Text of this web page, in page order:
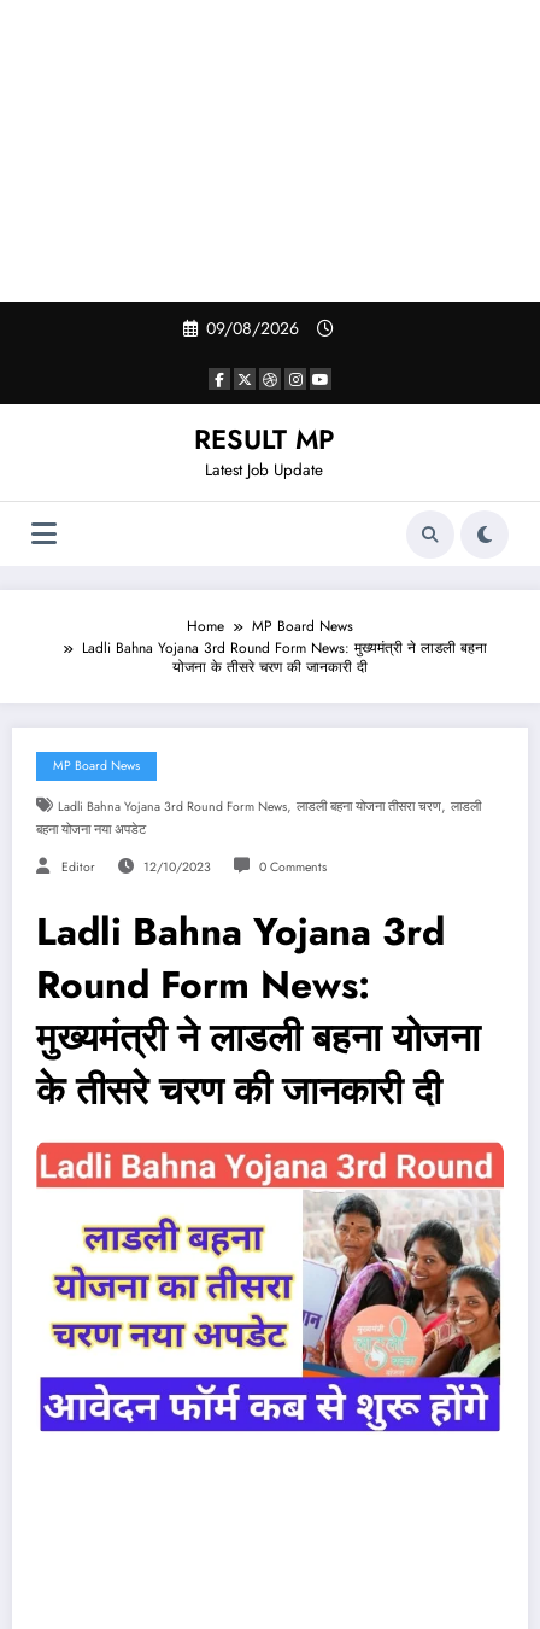
09/08/2026
RESULT MP
Latest Job Update
Home
MP Board News
Ladli Bahna Yojana 3rd Round Form News: मुख्यमंत्री ने लाडली बहना
योजना के तीसरे चरण की जानकारी दी
MP Board News
Ladli Bahna Yojana 3rd Round Form News, लाडली बहना योजना तीसरा चरण, लाडली
बहना योजना नया अपडेट
Editor 12/10/2023 0 Comments
Ladli Bahna Yojana 3rd
Round Form News:
मुख्यमंत्री ने लाडली बहना योजना
के तीसरे चरण की जानकारी दी